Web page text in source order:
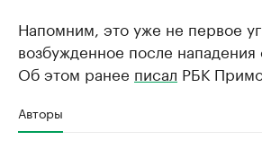
Напомним, это уже не первое
возбужденное после нападения
Об этом ранее писал РБК
Авторы